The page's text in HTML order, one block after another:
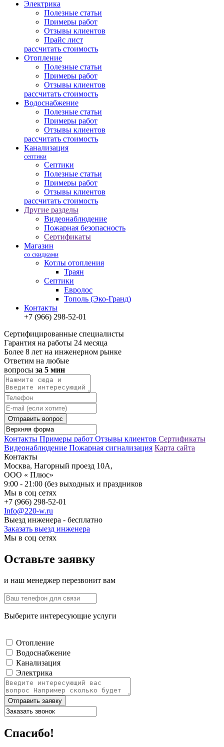
Электрика
Полезные статьи
Примеры работ
Отзывы клиентов
Прайс лист
рассчитать стоимость
Отопление
Полезные статьи
Примеры работ
Отзывы клиентов
рассчитать стоимость
Водоснабжение
Полезные статьи
Примеры работ
Отзывы клиентов
рассчитать стоимость
Канализация
септики
Септики
Полезные статьи
Примеры работ
Отзывы клиентов
рассчитать стоимость
Другие разделы
Видеонаблюдение
Пожарная безопасность
Сертификаты
Магазин
со скидками
Котлы отопления
Траян
Септики
Евролос
Тополь (Эко-Гранд)
Контакты
+7 (966) 298-52-01
Сертифицированные специалисты
Гарантия на работы 24 месяца
Более 8 лет на инженерном рынке
Ответим на любые
вопросы за 5 мин
Отправить вопрос
Контакты Примеры работ Отзывы клиентов Сертификаты
Видеонаблюдение Пожарная сигнализация Карта сайта
Контакты
Москва, Нагорный проезд 10А,
ООО « Плюс»
9:00 - 21:00 (без выходных и праздников
Мы в соц сетях
+7 (966) 298-52-01
Info@220-w.ru
Выезд инженера - бесплатно
Заказать выезд инженера
Мы в соц сетях
Оставьте заявку
и наш менеджер перезвонит вам
Выберите интересующие услуги
Отопление
Водоснабжение
Канализация
Электрика
Отправить заявку
Спасибо!